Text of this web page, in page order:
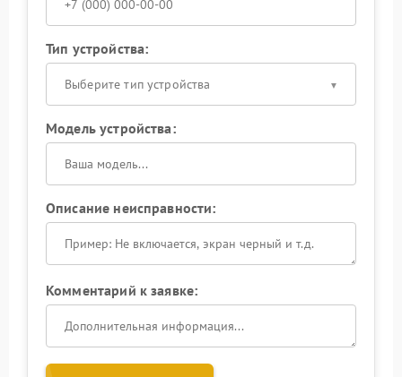
Тип устройства:
Выберите тип устройства
Модель устройства:
Описание неисправности:
Комментарий к заявке: